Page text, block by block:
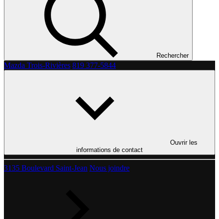
Rechercher
Mazda Trois-Rivières 819 377-5844
Ouvrir les
informations de contact
3135 Boulevard Saint-Jean Nous joindre